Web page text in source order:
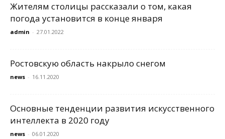
Жителям столицы рассказали о том, какая
погода установится в конце января
admin - 27.01.2022
Ростовскую область накрыло снегом
news - 16.11.2020
Основные тенденции развития искусственного
интеллекта в 2020 году
news - 06.01.2020